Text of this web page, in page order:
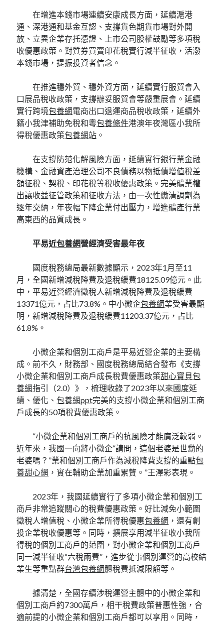
在增進本錢市場連續安康成長方面，延續滬港
通、深港通和基金互認、支撐貨色期貨市場對外開
放、立異企業存托憑證、上市公司股權鼓勵等多項稅
收優惠政策。對質券買賣印花稅實行減半征收，活潑
本錢市場，提振投資者信念。
在推進穩外貿、穩外資方面，延續實行服貿會入
口展品稅收政策，支撐辦妥服貿會等嚴重展會。延續
實行跨境包養網電商出口退運商品稅收政策，延續外
籍小我津補助免稅和粵包養條件港澳年夜灣區小我所
得稅優惠政策包養網站 。
在支撐防范化解風險方面，延續實行銀行業金融
機構、金融資產治理公司不良債務以物抵債增值稅差
額征稅、契稅、印花稅等稅收優惠政策。完美礦業權
出讓收益征管政策和征收方法，由一次性繳清調劑為
逐年交納，年夜幅下降企業付出壓力，增進礦產行業
高東西的品質成長。
平易近包養網營經濟受害最年夜
國度稅務總局最新數據顯示，2023年1月至11
月，全國新增減稅降費及退稅緩費18125.09億元。此
中，平易近營經濟徵稅人新增減稅降費及退稅緩費
13371億元，占比73.8%。中小微企包養網業受害最顯
明，新增減稅降費及退稅緩費11203.37億元，占比
61.8%。
小微企業和個別工商戶是平易近營企業的主要構
成。前不久，財務部、國度稅務總局結合發布《支撐
小微企業和個別工商戶成長稅費優惠政策甜心寶貝包
養網指引（2.0）》，梳理收錄了2023年以來國度延
續、優化、包養網ppt完美的支撐小微企業和個別工商
戶成長的50項稅費優惠政策。
“小微企業和個別工商戶的抗風險才能廣泛較弱。
近年來，我國一向將小微企“請問，這個老婆是世勳的
老婆嗎？”業和個別工商戶作為減稅降費支撐的重點包
養甜心網 ，實在輔助企業加重累贅。”王澤彩表現。
2023年，我國延續實行了多項小微企業和個別工
商戶非常追蹤關心的稅費優惠政策。好比減免小範圍
徵稅人增值稅、小微企業所得稅優惠包養網 ，還有創
投企業稅收優惠等。同時，擴展享用減半征收小我所
得稅的個別工商戶的范圍，對小微企業和個別工商戶
同一減半征收“六稅兩費”，進步從事個別運營的高校結
業生等重點群台灣包養網體稅費抵減限額等。
據清楚，全國存續涉稅運營主體中的小微企業和
個別工商戶約7300萬戶，相干稅費政策普惠性強，合
適前提的小微企業和個別工商戶都可以享用。同時，